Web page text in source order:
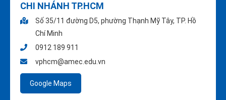
CHI NHÁNH TP.HCM
Số 35/11 đường D5, phường Thạnh Mỹ Tây, TP. Hồ
Chí Minh
0912 189 911
vphcm@amec.edu.vn
Google Maps